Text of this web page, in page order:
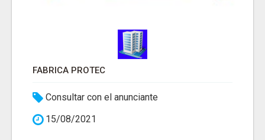
FABRICA PROTEC
Consultar con el anunciante
15/08/2021